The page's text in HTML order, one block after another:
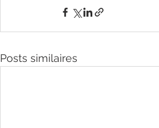
Posts similaires